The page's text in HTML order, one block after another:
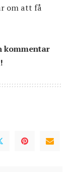
om att få
kommentar